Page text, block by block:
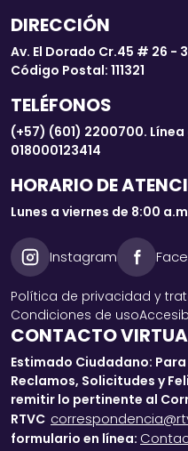
DIRECCIÓN
Av. El Dorado Cr.45 # 26 -
Código Postal: 111321
TELÉFONOS
(+57) (601) 2200700.
018000123414
HORARIO DE
Lunes a viernes de 8:00
Instagram
Política de privacidad y
Condiciones de uso
CONTACTO
Estimado Ciudadano:
Reclamos, Solicitudes y
remitir lo pertinente al
RTVC
formulario en línea: